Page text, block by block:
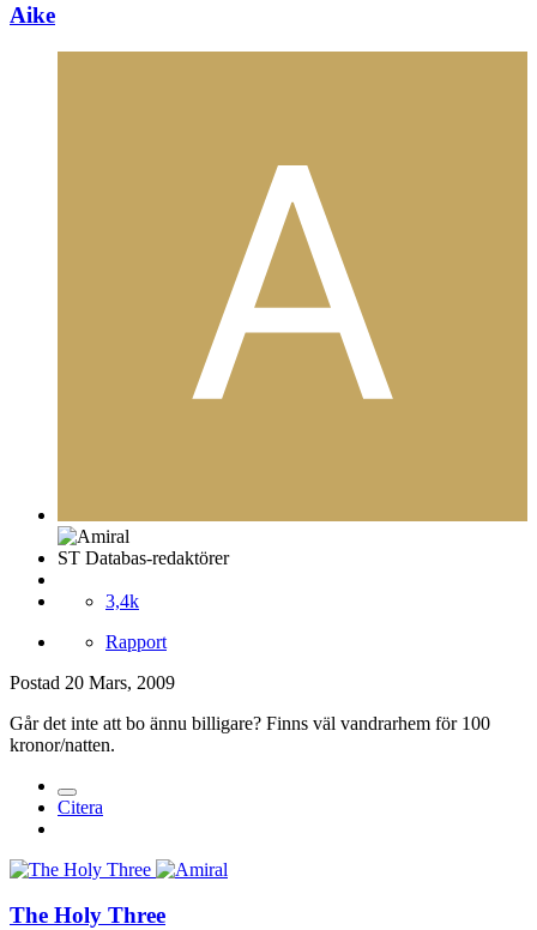
Aike
ST Databas-redaktörer
3,4k
Rapport
Postad 20 Mars, 2009
Går det inte att bo ännu billigare? Finns väl vandrarhem för 100
kronor/natten.
Citera
The Holy Three